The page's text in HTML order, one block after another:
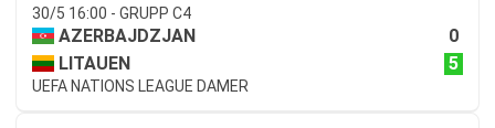
30/5 16:00 - GRUPP C4
AZERBAJDZJAN
0
LITAUEN
5
UEFA NATIONS LEAGUE DAMER